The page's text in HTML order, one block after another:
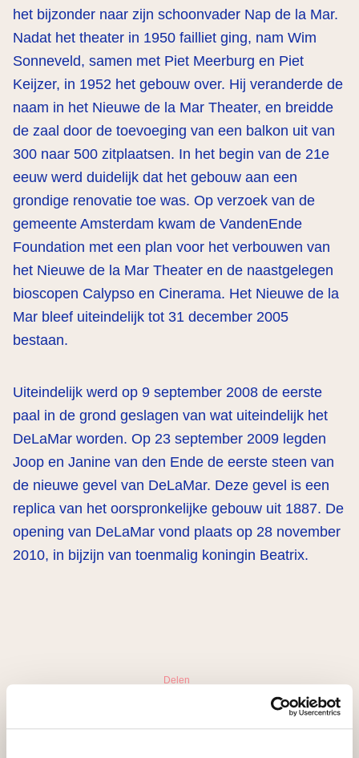
het bijzonder naar zijn schoonvader Nap de la Mar.
Nadat het theater in 1950 failliet ging, nam Wim
Sonneveld, samen met Piet Meerburg en Piet
Keijzer, in 1952 het gebouw over. Hij veranderde de
naam in het Nieuwe de la Mar Theater, en breidde
de zaal door de toevoeging van een balkon uit van
300 naar 500 zitplaatsen. In het begin van de 21e
eeuw werd duidelijk dat het gebouw aan een
grondige renovatie toe was. Op verzoek van de
gemeente Amsterdam kwam de VandenEnde
Foundation met een plan voor het verbouwen van
het Nieuwe de la Mar Theater en de naastgelegen
bioscopen Calypso en Cinerama. Het Nieuwe de la
Mar bleef uiteindelijk tot 31 december 2005
bestaan.
Uiteindelijk werd op 9 september 2008 de eerste
paal in de grond geslagen van wat uiteindelijk het
DeLaMar worden. Op 23 september 2009 legden
Joop en Janine van den Ende de eerste steen van
de nieuwe gevel van DeLaMar. Deze gevel is een
replica van het oorspronkelijke gebouw uit 1887. De
opening van DeLaMar vond plaats op 28 november
2010, in bijzijn van toenmalig koningin Beatrix.
Delen
…